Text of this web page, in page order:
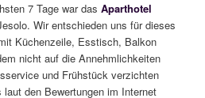
7 Tage war dasAparthotel
Wir entschieden uns für dieses
Küchenzeile, Esstisch, Balkon
nicht auf die Annehmlichkeiten
und Frühstück verzichten
den Bewertungen im Internet